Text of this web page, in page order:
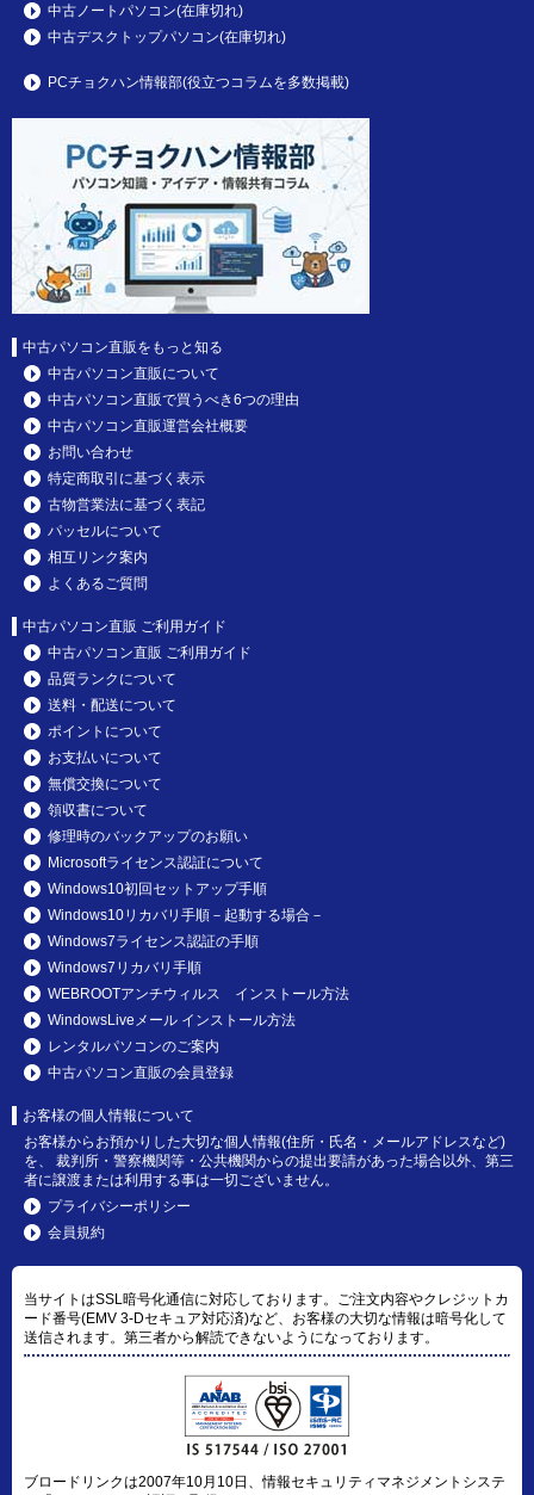
中古ノートパソコン(在庫切れ)
中古デスクトップパソコン(在庫切れ)
PCチョクハン情報部(役立つコラムを多数掲載)
中古パソコン直販をもっと知る
中古パソコン直販について
中古パソコン直販で買うべき6つの理由
中古パソコン直販運営会社概要
お問い合わせ
特定商取引に基づく表示
古物営業法に基づく表記
パッセルについて
相互リンク案内
よくあるご質問
中古パソコン直販 ご利用ガイド
中古パソコン直販 ご利用ガイド
品質ランクについて
送料・配送について
ポイントについて
お支払いについて
無償交換について
領収書について
修理時のバックアップのお願い
Microsoftライセンス認証について
Windows10初回セットアップ手順
Windows10リカバリ手順－起動する場合－
Windows7ライセンス認証の手順
Windows7リカバリ手順
WEBROOTアンチウィルス インストール方法
WindowsLiveメール インストール方法
レンタルパソコンのご案内
中古パソコン直販の会員登録
お客様の個人情報について
お客様からお預かりした大切な個人情報(住所・氏名・メールアドレスなど)
を、 裁判所・警察機関等・公共機関からの提出要請があった場合以外、第三
者に譲渡または利用する事は一切ございません。
プライバシーポリシー
会員規約
当サイトはSSL暗号化通信に対応しております。ご注文内容やクレジットカ
ード番号(EMV 3-Dセキュア対応済)など、お客様の大切な情報は暗号化して
送信されます。第三者から解読できないようになっております。
ブロードリンクは2007年10月10日、情報セキュリティマネジメントシステ